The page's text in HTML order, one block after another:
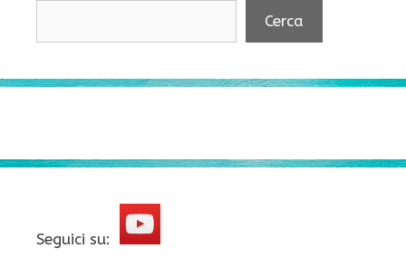
Cerca
Seguici su: